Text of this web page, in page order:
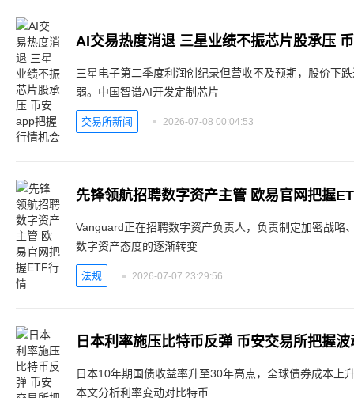
AI交易热度消退 三星业绩不振芯片股承压
三星电子第二季度利润创纪录但营收不及预期，股价下
弱。中国智谱AI开发定制芯片
交易所新闻 2026-07-08 00:04:53
先锋领航招聘数字资产主管 欧易官网把握
Vanguard正在招聘数字资产负责人，负责制定加密战略
数字资产态度的逐渐转变
法规 2026-07-07 23:29:56
日本利率施压比特币反弹 币安交易所把握
日本10年期国债收益率升至30年高点，全球债券成本上
本文分析利率变动对比特币